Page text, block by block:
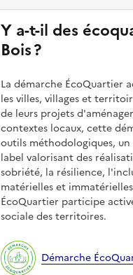
Y a-t-il des
Bois ?
La démarche ÉcoQuartier
les villes, villages et
de leurs projets
contextes locaux, cette
outils méthodologiques,
label valorisant des
sobriété, la résilience,
matérielles et
ÉcoQuartier participe
sociale des territoires.
Démarche